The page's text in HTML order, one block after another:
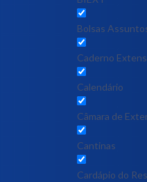
Bolsas
Caderno
Calendário
Câmara de
Cantinas
Cardápio do